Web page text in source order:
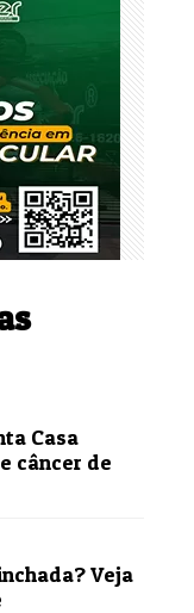
Casa
câncer de
Veja